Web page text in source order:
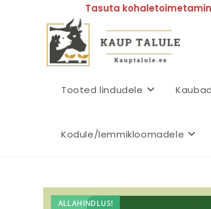
Tasuta
Tooted lindudele
Kodule/lemmikloomadele
ALLAHINDLUS!